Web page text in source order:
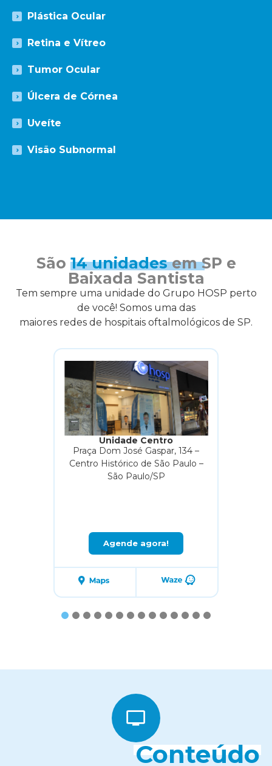
Plástica Ocular
Retina e Vítreo
Tumor Ocular
Úlcera de Córnea
Uveíte
Visão Subnormal
São 14 unidadesem SP e
Baixada Santista
Tem sempre uma unidade do Grupo HOSP perto
de você! Somos uma das
maiores redes de hospitais oftalmológicos de SP.
Unidade Centro
Praça Dom José Gaspar, 134 –
Centro Histórico de São Paulo –
São Paulo/SP
Agende agora!
4 5 6 7 8 9 1011 121314
Conteúdo